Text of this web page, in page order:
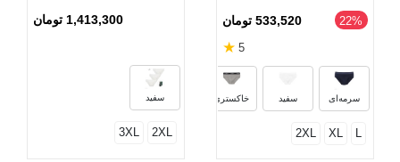
‎22% 533,520 تومان
5
★
سرمه‌ای سفید خاکستری
L
XL
2XL
1,413,300 تومان
سفید
2XL
3XL